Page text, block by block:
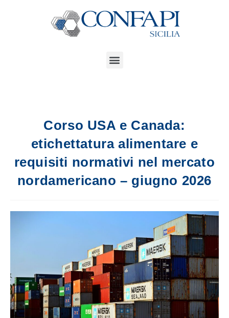
Corso USA e Canada:
etichettatura alimentare e
requisiti normativi nel mercato
nordamericano – giugno 2026